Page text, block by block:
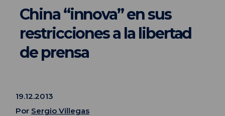
China “innova” en sus
restricciones a la libertad
de prensa
19.12.2013
Por Sergio Villegas